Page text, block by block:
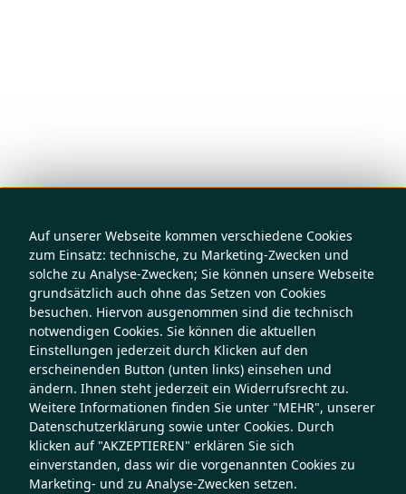
Auf unserer Webseite kommen verschiedene Cookies
zum Einsatz: technische, zu Marketing-Zwecken und
solche zu Analyse-Zwecken; Sie können unsere Webseite
grundsätzlich auch ohne das Setzen von Cookies
besuchen. Hiervon ausgenommen sind die technisch
notwendigen Cookies. Sie können die aktuellen
Einstellungen jederzeit durch Klicken auf den
erscheinenden Button (unten links) einsehen und
ändern. Ihnen steht jederzeit ein Widerrufsrecht zu.
Weitere Informationen finden Sie unter "MEHR", unserer
Datenschutzerklärung sowie unter Cookies. Durch
klicken auf "AKZEPTIEREN" erklären Sie sich
einverstanden, dass wir die vorgenannten Cookies zu
Marketing- und zu Analyse-Zwecken setzen.